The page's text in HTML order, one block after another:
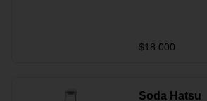
$18.000
Soda Hatsu